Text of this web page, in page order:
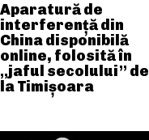
Aparatură de
interferență din
China disponibilă
online, folosită în
„jaful secolului” de
la Timișoara